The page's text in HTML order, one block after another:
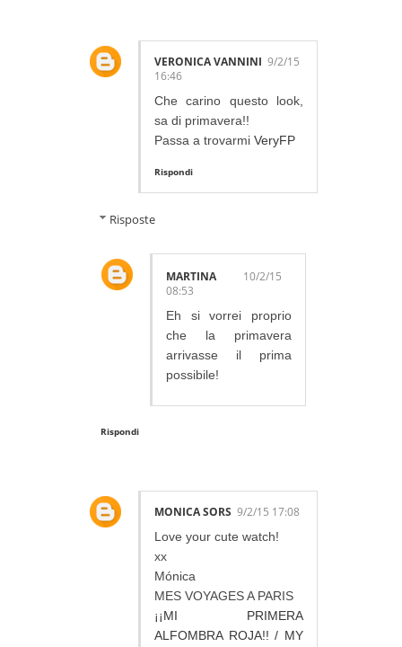
VERONICA VANNINI 9/2/15
16:46
Che carino questo look,
sa di primavera!!
Passa a trovarmi VeryFP
Rispondi
Risposte
MARTINA
10/2/15
08:53
Eh si vorrei proprio
che la primavera
arrivasse il prima
possibile!
Rispondi
MONICA SORS 9/2/15 17:08
Love your cute watch!
xx
Mónica
MES VOYAGES A PARIS
¡¡MI PRIMERA
ALFOMBRA ROJA!! / MY